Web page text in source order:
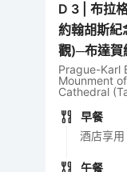
D 3 |布拉
約翰胡斯
觀)─布達賀
Prague-Karl
Mounment
Cathedral
早餐
酒店享用
午餐